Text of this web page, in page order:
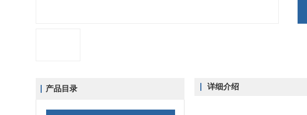
产品目录 详细介绍